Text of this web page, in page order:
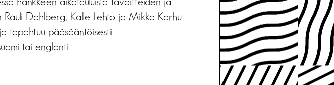
Dahlberg, Kalle Lehto ja Mikko Karhu.
tapahtuu pääsääntöisesti
tai englanti.